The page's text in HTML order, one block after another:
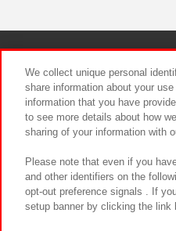
We collect unique personal
share information about your
information that you have
to see more details about how
sharing of your information with
Please note that even if you
and other identifiers on the
opt-out preference signals . If
setup banner by clicking the link